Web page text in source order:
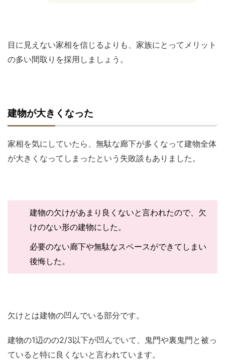
目に見えない家相を信じるよりも、家族にとってメリット
の多い間取りを採用しましょう。
建物が大きくなった
家相を気にしていたら、無駄な廊下が多くなって建物全体
が大きくなってしまったという失敗談もありました。
建物の欠けがあまり良くないと言われたので、欠
けのない形の建物にした。
必要のない廊下や無駄なスペースができてしまい
後悔した。
欠けとは建物の凹んでいる部分です。
建物の1辺のの2/3以下が凹んでいて、鬼門や裏鬼門と被っ
ていると特に良くないと言われています。